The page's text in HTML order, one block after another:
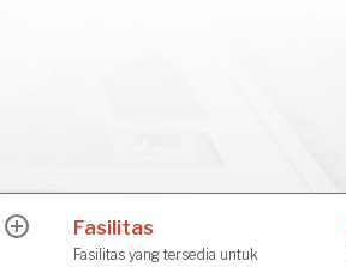
expandFasilitas
Fasilitas yang tersedia untuk